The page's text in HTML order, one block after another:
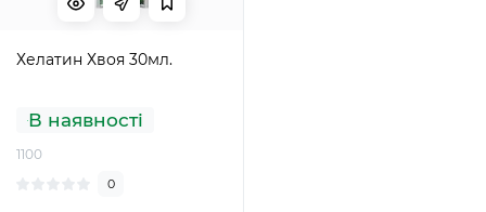
Хелатин Хвоя 30мл.
В наявності
1100
0